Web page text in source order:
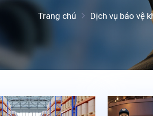
Trang chủ Dịch vụ bảo vệ